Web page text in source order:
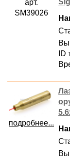
арт.
SM39026
Вы
ID
подробнее...
Вы